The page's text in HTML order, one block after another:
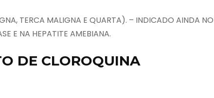
TERCA MALIGNA E QUARTA). – INDICADO AINDA NO
E NA HEPATITE AMEBIANA.
DE CLOROQUINA